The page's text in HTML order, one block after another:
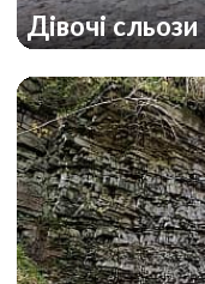
Дівочі сльози